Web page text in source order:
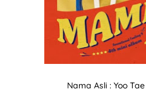
Nama Asli : Yoo